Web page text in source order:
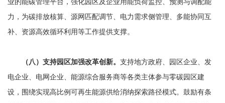
业的能碳管理平台，强化园区及企业用能负荷监控、预测与调配能
力，为碳排放核算、源网匹配调节、电力需求侧管理、多能协同互
补、资源高效循环利用等工作提供支撑。
（八）支持园区加强改革创新。 支持地方政府、园区企业、发
电企业、电网企业、能源综合服务商等各类主体参与零碳园区建
设，围绕实现高比例可再生能源供给消纳探索路径模式。鼓励有条